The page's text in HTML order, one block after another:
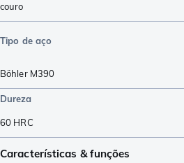
couro
Tipo de aço
Böhler M390
Dureza
60 HRC
Características & funções